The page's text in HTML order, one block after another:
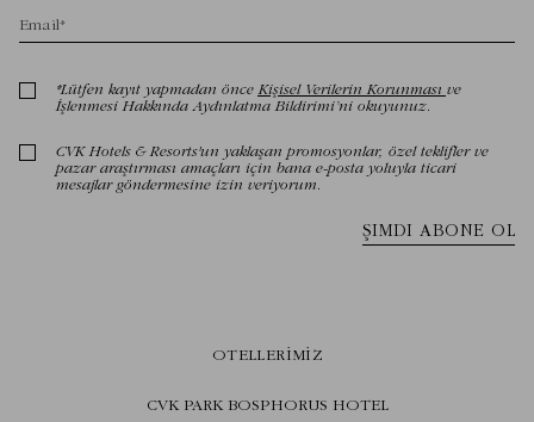
OTELLERIMIZ
CVK PARK BOSPHORUS HOTEL